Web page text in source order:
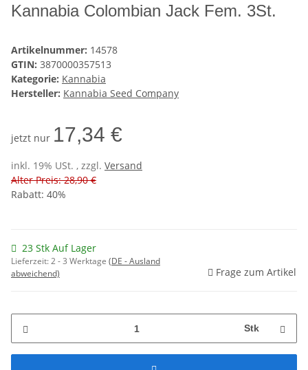
Kannabia Colombian Jack Fem. 3St.
Artikelnummer: 14578
GTIN: 3870000357513
Kategorie: Kannabia
Hersteller: Kannabia Seed Company
jetzt nur 17,34 €
inkl. 19% USt. , zzgl. Versand
Alter Preis: 28,90 €
Rabatt: 40%
23 Stk Auf Lager
Lieferzeit:2 - 3 Werktage (DE - Ausland
abweichend)
Frage zum Artikel
Stk